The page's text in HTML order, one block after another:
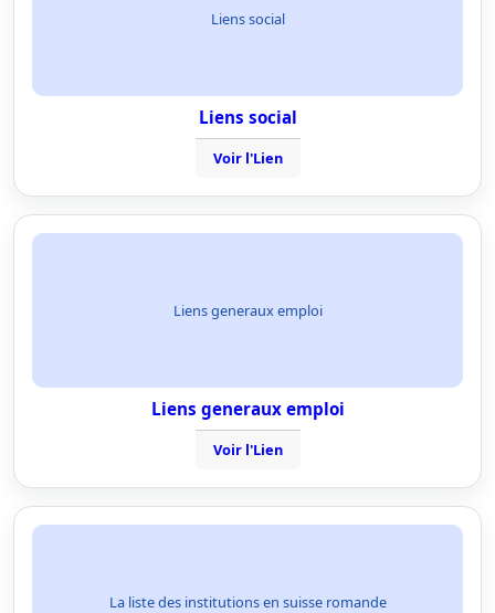
Liens social
Liens social
Voir l'Lien
Liens generaux emploi
Liens generaux emploi
Voir l'Lien
La liste des institutions en suisse romande